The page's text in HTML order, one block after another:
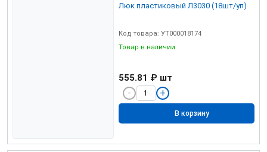
Люк пластиковый Л3030 (18шт/уп)
Код товара: УТ000018174
Товар в наличии
555.81 ₽ шт
В корзину